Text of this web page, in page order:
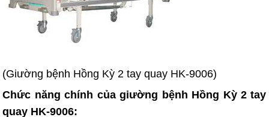
(Giường bệnh Hồng Kỳ 2 tay quay HK-9006)
Chức năng chính của giường bệnh Hồng Kỳ 2 tay
quay HK-9006: